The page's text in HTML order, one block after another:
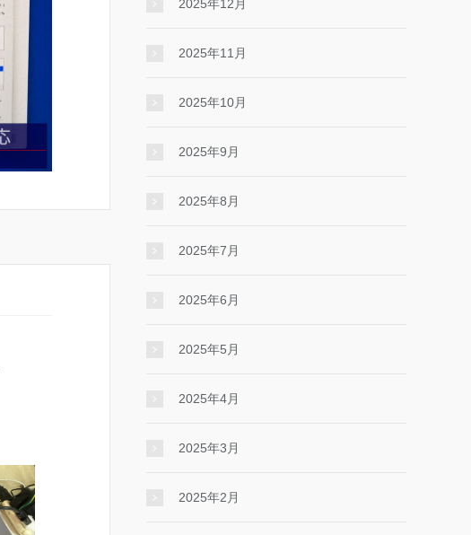
2025年12月
2025年11月
2025年10月
2025年9月
2025年8月
2025年7月
2025年6月
2025年5月
2025年4月
2025年3月
2025年2月